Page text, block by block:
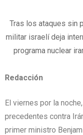
Tras los ataques sin
militar israelí deja
programa nuclear
Redacción
El viernes por la
precedentes contra
primer ministro